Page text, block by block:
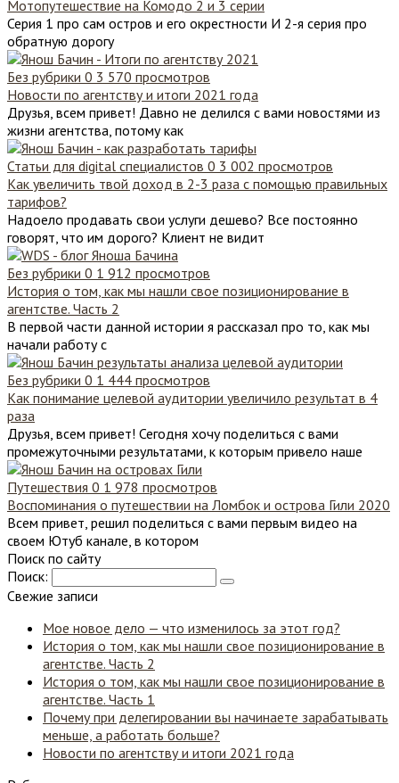
Мотопутешествие на Комодо 2 и 3 серии
Серия 1 про сам остров и его окрестности И 2-я серия про
обратную дорогу
Без рубрики 0 3 570 просмотров
Новости по агентству и итоги 2021 года
Друзья, всем привет! Давно не делился с вами новостями из
жизни агентства, потому как
Статьи для digital специалистов 0 3 002 просмотров
Как увеличить твой доход в 2-3 раза с помощью правильных
тарифов?
Надоело продавать свои услуги дешево? Все постоянно
говорят, что им дорого? Клиент не видит
Без рубрики 0 1 912 просмотров
История о том, как мы нашли свое позиционирование в
агентстве. Часть 2
В первой части данной истории я рассказал про то, как мы
начали работу с
Без рубрики 0 1 444 просмотров
Как понимание целевой аудитории увеличило результат в 4
раза
Друзья, всем привет! Сегодня хочу поделиться с вами
промежуточными результатами, к которым привело наше
Путешествия 0 1 978 просмотров
Воспоминания о путешествии на Ломбок и острова Гили 2020
Всем привет, решил поделиться с вами первым видео на
своем Ютуб канале, в котором
Поиск по сайту
Поиск:
Свежие записи
Мое новое дело — что изменилось за этот год?
История о том, как мы нашли свое позиционирование в
агентстве. Часть 2
История о том, как мы нашли свое позиционирование в
агентстве. Часть 1
Почему при делегировании вы начинаете зарабатывать
меньше, а работать больше?
Новости по агентству и итоги 2021 года